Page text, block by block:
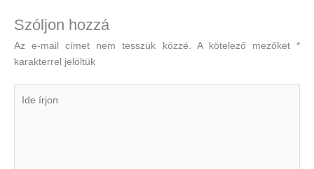
Szóljon hozzá
Az e-mail címet nem tesszük közzé. A kötelező mezőket*
karakterrel jelöltük